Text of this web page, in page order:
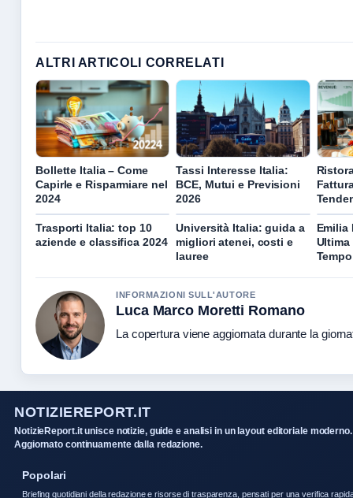
ALTRI ARTICOLI CORRELATI
Bollette Italia – Come
Capirle e Risparmiare nel
2024
Tassi Interesse Italia:
BCE, Mutui e Previsioni
2026
Trasporti Italia: top 10
aziende e classifica 2024
Università Italia: guida a
migliori atenei, costi e
lauree
Emilia
Ultima
INFORMAZIONI SULL'AUTORE
Luca Marco Moretti Romano
La copertura viene aggiornata durante la
NOTIZIEREPORT.IT
NotizieReport.it unisce notizie, guide e analisi in un layout editoriale moderno.
Aggiornato continuamente dalla redazione.
Popolari
Briefing quotidiani della redazione e risorse di trasparenza, pensati per una verifica